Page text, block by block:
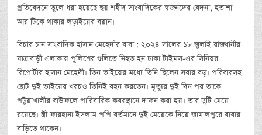
প্রতিবেদনে তুলে ধরা হয়েছে ছয় শহীদ সাংবাদিকের স্বজনদের বেদনা, হতাশা
আর টিকে থাকার লড়াইয়ের বয়ান।
বিচার চান সাংবাদিক হাসান মেহেদীর বাবা : ২০২৪ সালের ১৮ জুলাই রাজধানীর
যাত্রাবাড়ী এলাকায় পুলিশের গুলিতে নিহত হন ঢাকা টাইমস-এর সিনিয়র
রিপোর্টার হাসান মেহেদী। তিন ভাইয়ের মধ্যে তিনি ছিলেন সবার বড়। পরিবারসহ
ছোট দুই ভাইয়ের খরচও তিনিই বহন করতেন। মৃত্যুর দুই দিন পর তাকে
পটুয়াখালীর বাউফলে পারিবারিক কবরস্থানে দাফন করা হয়। তার দুটি মেয়ে
রয়েছে। স্ত্রী ফারহানা ইসলাম পপি বর্তমানে দুই মেয়েকে নিয়ে জামালপুরে বাবার
বাড়িতে থাকেন।